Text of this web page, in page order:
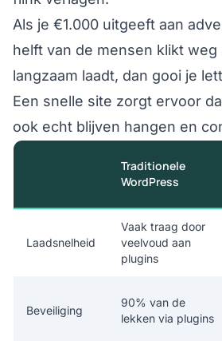
Als je €1.000 uitgeeft aan
helft van de mensen klikt weg
langzaam laadt, dan gooi je
Een snelle site zorgt ervoor
ook echt blijven hangen en
Traditionele
WordPress
Laadsnelheid
Vaak traag door
veelvoud aan
plugins
Beveiliging
90% van de
lekken via plugins